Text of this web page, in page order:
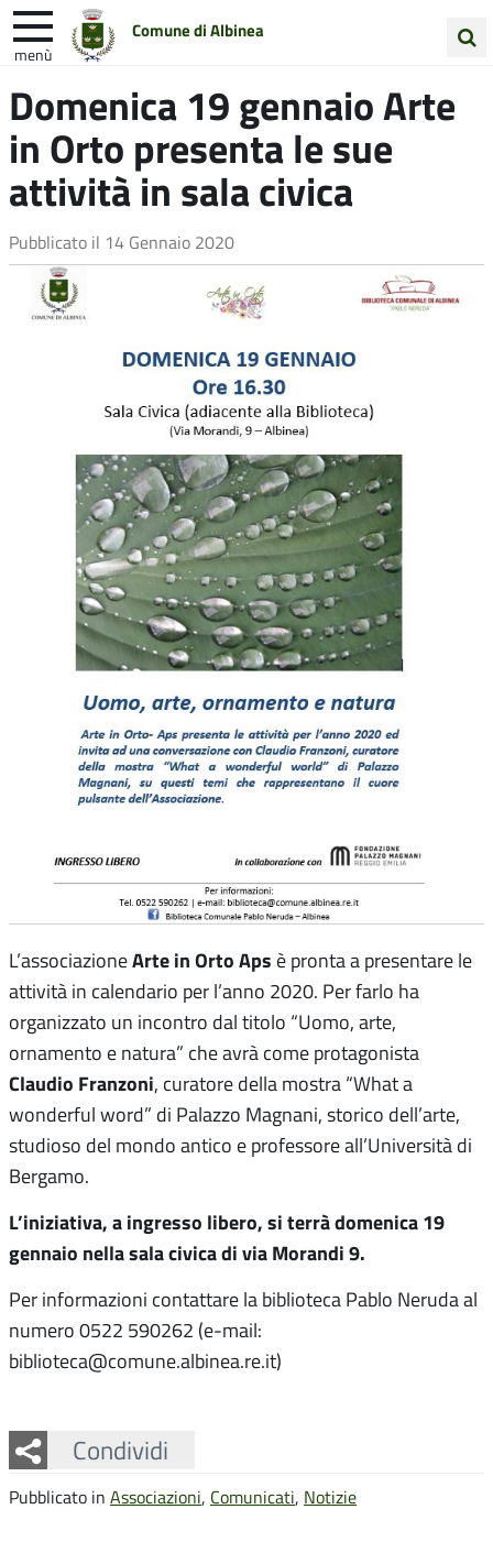
Comune di Albinea
menù
nel
sito
Entra in Comune Vivi Albinea
Unione Colline Matildiche
Domenica 19 gennaio Arte
in Orto presenta le sue
attività in sala civica
Pubblicato il 14 Gennaio 2020
L’associazioneArte in Orto Aps è pronta a presentare le
attività in calendario per l’anno 2020. Per farlo ha
organizzato un incontro dal titolo “Uomo, arte,
ornamento e natura” che avrà come protagonista
Claudio Franzoni, curatore della mostra “What a
wonderful word” di Palazzo Magnani, storico dell’arte,
studioso del mondo antico e professore all’Università di
Bergamo.
L’iniziativa, a ingresso libero, si terrà domenica 19
gennaio nella sala civica di via Morandi 9.
Per informazioni contattare la biblioteca Pablo Neruda al
numero 0522 590262 (e-mail:
biblioteca@comune.albinea.re.it)
Condividi
Facebook
Twitter
Whatsapp
Pubblicato in Associazioni, Comunicati, Notizie